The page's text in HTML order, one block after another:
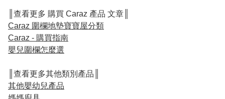
║查看更多 購買 Caraz 產品 文章║
Caraz 圍欄地墊寶寶屋分類
Caraz - 購買指南
嬰兒圍欄怎麼選
║查看更多其他類別產品║
其他嬰幼兒產品